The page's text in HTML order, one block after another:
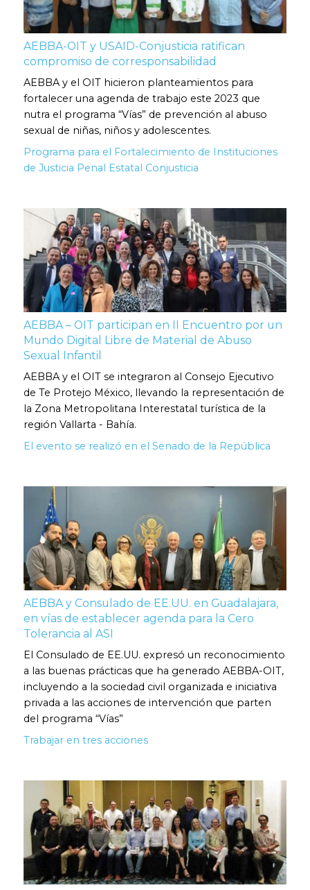
AEBBA-OIT y USAID-Conjusticia ratifican
compromiso de corresponsabilidad
AEBBA y el OIT hicieron planteamientos para
fortalecer una agenda de trabajo este 2023 que
nutra el programa “Vías” de prevención al abuso
sexual de niñas, niños y adolescentes.
Programa para el Fortalecimiento de Instituciones
de Justicia Penal Estatal Conjusticia
AEBBA – OIT participan en II Encuentro por un
Mundo Digital Libre de Material de Abuso
Sexual Infantil
AEBBA y el OIT se integraron al Consejo Ejecutivo
de Te Protejo México, llevando la representación de
la Zona Metropolitana Interestatal turística de la
región Vallarta - Bahía.
El evento se realizó en el Senado de la República
AEBBA y Consulado de EE.UU. en Guadalajara,
en vías de establecer agenda para la Cero
Tolerancia al ASI
El Consulado de EE.UU. expresó un reconocimiento
a las buenas prácticas que ha generado AEBBA-OIT,
incluyendo a la sociedad civil organizada e iniciativa
privada a las acciones de intervención que parten
del programa “Vías”
Trabajar en tres acciones